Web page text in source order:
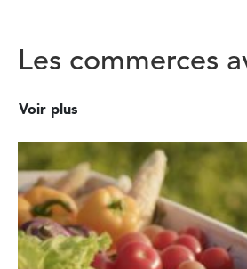
Les commerces
Voir plus